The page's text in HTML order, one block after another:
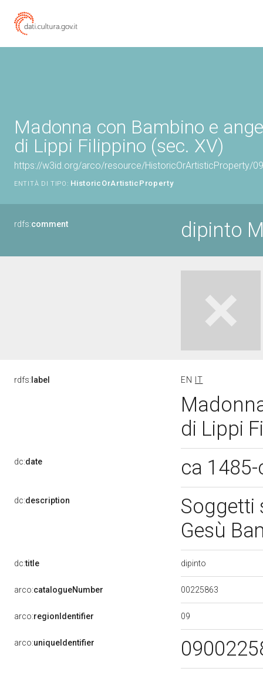
Madonna con Bambino e
di Lippi Filippino (sec. XV)
https://w3id.org/arco/resource/HistoricOrArtisticProperty/
ENTITÀ DI TIPO: HistoricOrArtisticProperty
rdfs:comment dipinto
rdfs: label EN IT
di Lippi
dc:date ca
dc:description
Soggetti
Gesù
dc:title dipinto
arco:catalogueNumber 00225863
arco:regionIdentifier 09
arco:uniqueIdentifier